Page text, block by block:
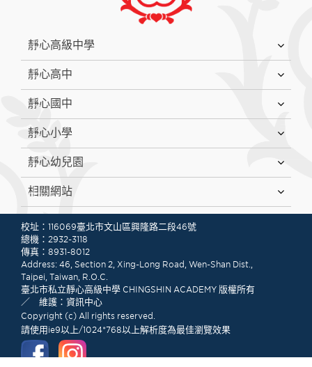
靜心高級中學
靜心高中
靜心國中
靜心小學
靜心幼兒園
相關網站
校址：116069臺北市文山區興隆路二段46號
總機：2932-3118
傳真：8931-8012
Address: 46, Section 2, Xing-Long Road, Wen-Shan Dist.,
Taipei, Taiwan, R.O.C.
臺北市私立靜心高級中學 CHINGSHIN ACADEMY 版權所有
／ 維護：資訊中心
Copyright (c) All rights reserved.
請使用ie9以上/1024*768以上解析度為最佳瀏覽效果